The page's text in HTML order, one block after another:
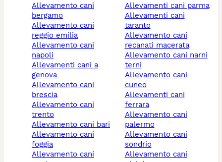
allevamento cani
bergamo
allevamento cani
reggio emilia
allevamento cani
napoli
allevamenti cani a
genova
allevamento cani
brescia
allevamento cani
trento
allevamento cani bari
allevamento cani
foggia
allevamento cani
allevamenti cani parma
allevamenti cani
taranto
allevamento cani
recanati macerata
allevamento cani narni
terni
allevamento cani
cuneo
allevamenti cani
ferrara
allevamento cani
palermo
allevamento cani
sondrio
allevamento cani